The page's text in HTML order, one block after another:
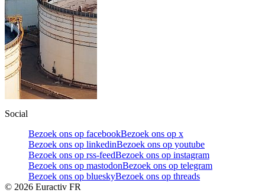
Social
Bezoek ons op facebookBezoek ons op x
Bezoek ons op linkedinBezoek ons op youtube
Bezoek ons op rss-feedBezoek ons op instagram
Bezoek ons op mastodonBezoek ons op telegram
Bezoek ons op blueskyBezoek ons op threads
© 2026 Euractiv FR